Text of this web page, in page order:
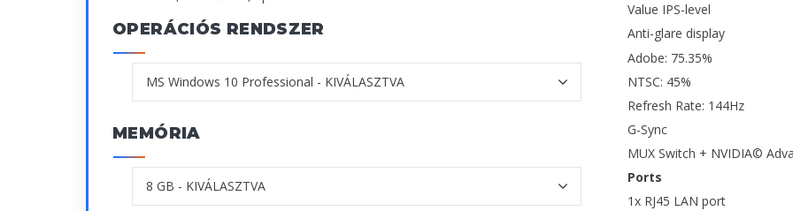
OPERÁCIÓS RENDSZER
MEMÓRIA
Value IPS-level
Anti-glare display
Adobe: 75.35%
NTSC: 45%
Refresh Rate: 144Hz
G-Sync
MUX Switch + NVIDIA©
Ports
1x RJ45 LAN port